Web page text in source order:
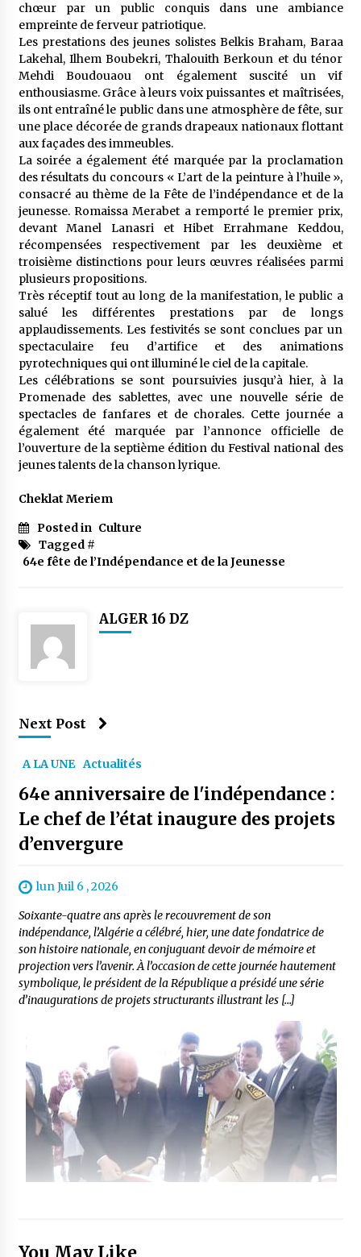
chœur par un public conquis dans une ambiance
empreinte de ferveur patriotique.
Les prestations des jeunes solistes Belkis Braham, Baraa
Lakehal, Ilhem Boubekri, Thalouith Berkoun et du ténor
Mehdi Boudouaou ont également suscité un vif
enthousiasme. Grâce à leurs voix puissantes et maîtrisées,
ils ont entraîné le public dans une atmosphère de fête, sur
une place décorée de grands drapeaux nationaux flottant
aux façades des immeubles.
La soirée a également été marquée par la proclamation
des résultats du concours « L’art de la peinture à l’huile »,
consacré au thème de la Fête de l’indépendance et de la
jeunesse. Romaissa Merabet a remporté le premier prix,
devant Manel Lanasri et Hibet Errahmane Keddou,
récompensées respectivement par les deuxième et
troisième distinctions pour leurs œuvres réalisées parmi
plusieurs propositions.
Très réceptif tout au long de la manifestation, le public a
salué les différentes prestations par de longs
applaudissements. Les festivités se sont conclues par un
spectaculaire feu d’artifice et des animations
pyrotechniques qui ont illuminé le ciel de la capitale.
Les célébrations se sont poursuivies jusqu’à hier, à la
Promenade des sablettes, avec une nouvelle série de
spectacles de fanfares et de chorales. Cette journée a
également été marquée par l’annonce officielle de
l’ouverture de la septième édition du Festival national des
jeunes talents de la chanson lyrique.
Cheklat Meriem
Posted in Culture
Tagged #
64e fête de l’Indépendance et de la Jeunesse
ALGER 16 DZ
Next Post
A LA UNE Actualités
64e anniversaire de l'indépendance :
Le chef de l’état inaugure des projets
d’envergure
lun Juil 6 , 2026
Soixante-quatre ans après le recouvrement de son
indépendance, l’Algérie a célébré, hier, une date fondatrice de
son histoire nationale, en conjuguant devoir de mémoire et
projection vers l’avenir. À l’occasion de cette journée hautement
symbolique, le président de la République a présidé une série
d’inaugurations de projets structurants illustrant les […]